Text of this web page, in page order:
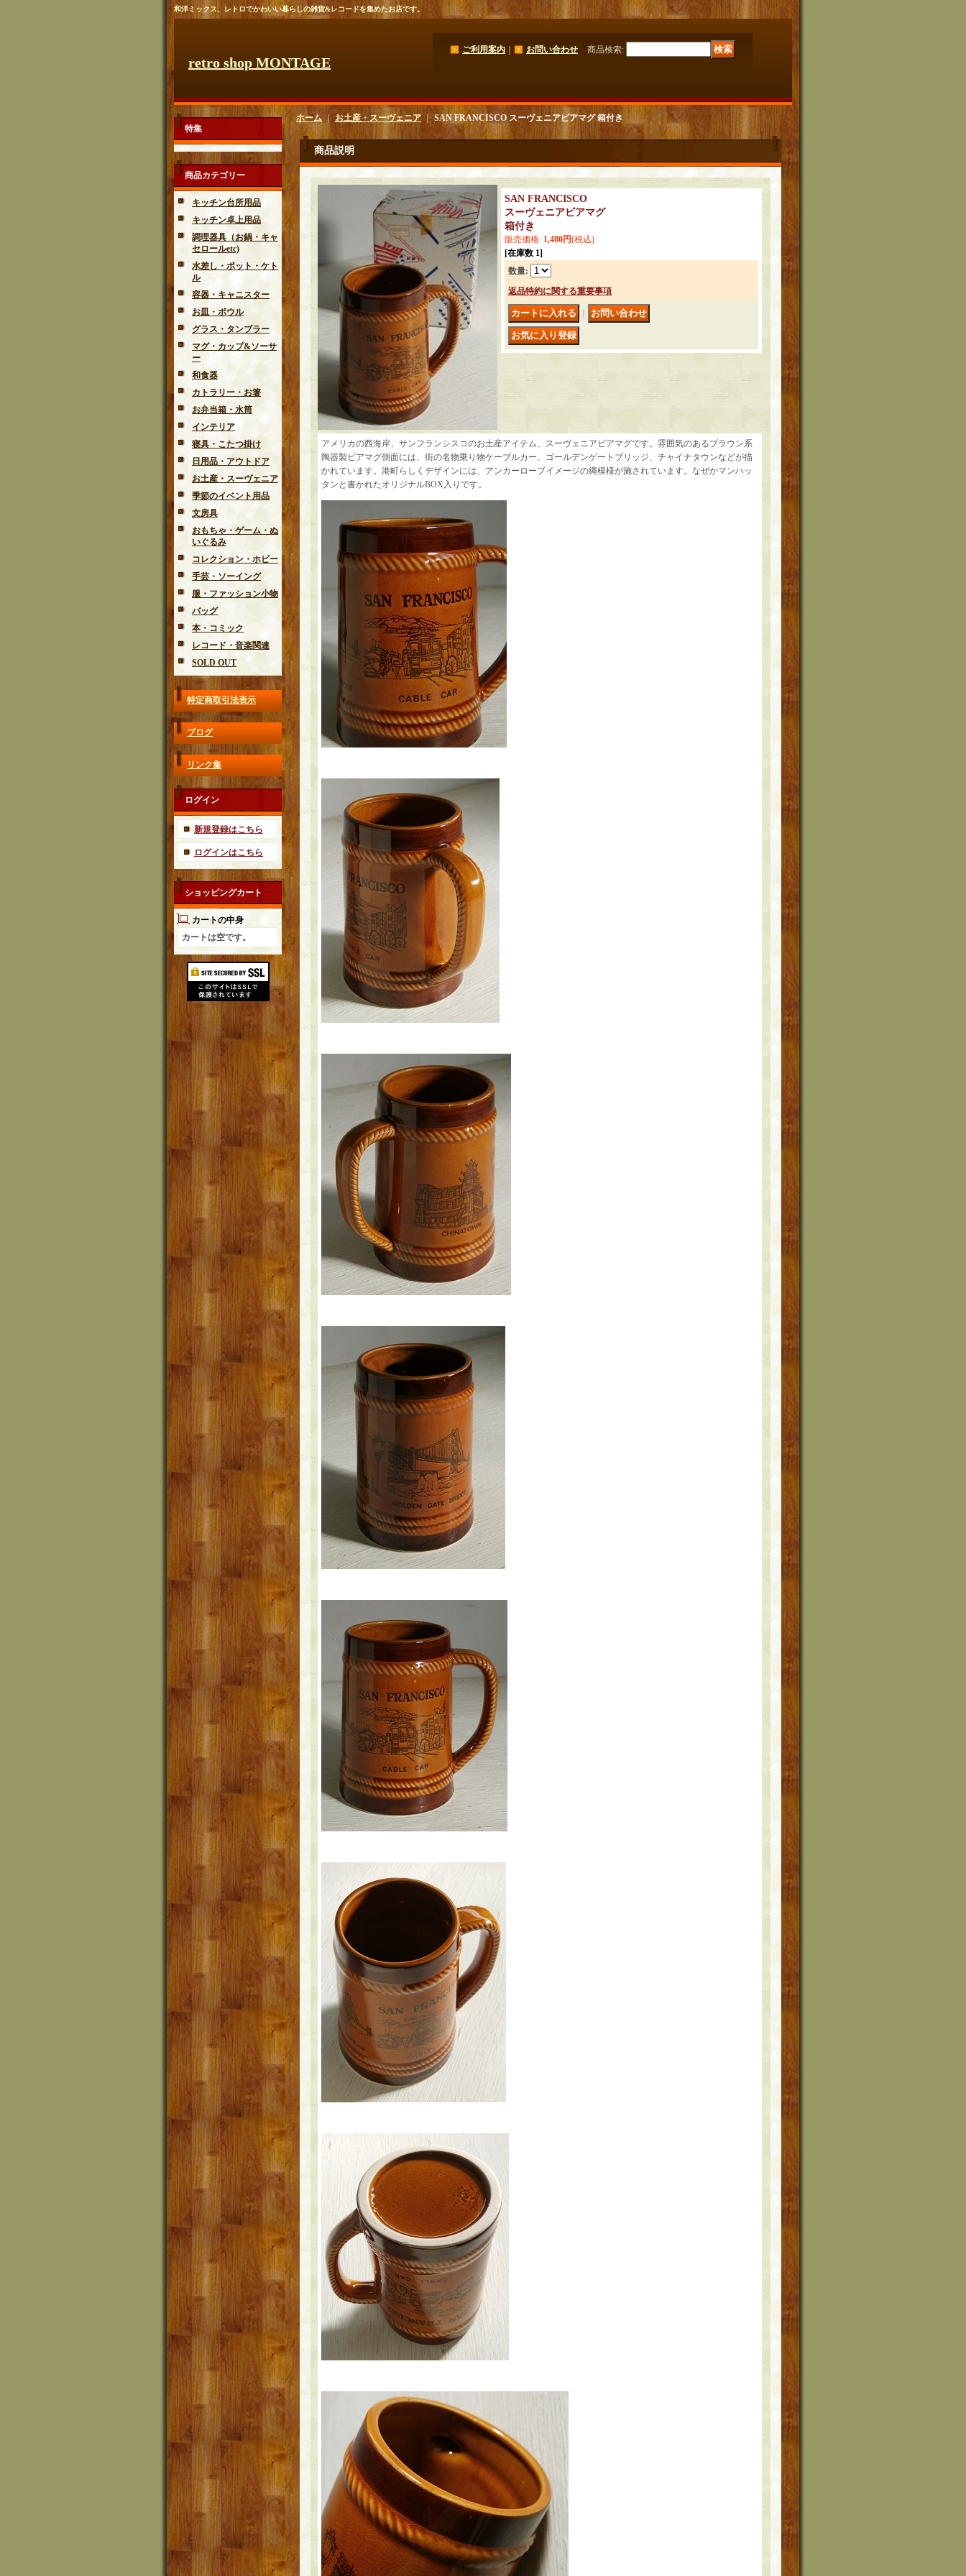
和洋ミックス、レトロでかわいい暮らしの雑貨&レコードを集めたお店です。
retro shop MONTAGE
ご利用案内 お問い合わせ 商品検索:
特集
商品カテゴリー
キッチン台所用品
キッチン卓上用品
調理器具（お鍋・キャ
セロールetc)
水差し・ポット・ケト
ル
容器・キャニスター
お皿・ボウル
グラス・タンブラー
マグ・カップ&ソーサ
ー
和食器
カトラリー・お箸
お弁当箱・水筒
インテリア
寝具・こたつ掛け
日用品・アウトドア
お土産・スーヴェニア
季節のイベント用品
文房具
おもちゃ・ゲーム・ぬ
いぐるみ
コレクション・ホビー
手芸・ソーイング
服・ファッション小物
バッグ
本・コミック
レコード・音楽関連
SOLD OUT
特定商取引法表示
ブログ
リンク集
ログイン
新規登録はこちら
ログインはこちら
ショッピングカート
カートの中身
カートは空です。
ホーム｜ お土産・スーヴェニア ｜ SAN FRANCISCO スーヴェニアビアマグ 箱付き
商品説明
SAN FRANCISCO
スーヴェニアビアマグ
箱付き
販売価格: 1,480円(税込)
[在庫数 1]
数量:
返品特約に関する重要事項
アメリカの西海岸、サンフランシスコのお土産アイテム、スーヴェニアビアマグです。雰囲気のあるブラウン系
陶器製ビアマグ側面には、街の名物乗り物ケーブルカー、ゴールデンゲートブリッジ、チャイナタウンなどが描
かれています。港町らしくデザインには、アンカーロープイメージの縄模様が施されています。なぜかマンハッ
タンと書かれたオリジナルBOX入りです。